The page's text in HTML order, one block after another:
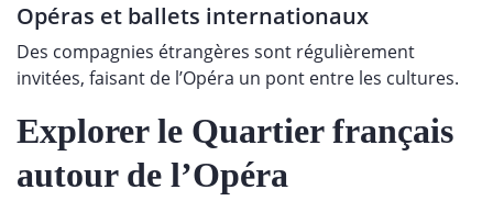
Opéras et ballets internationaux
Des compagnies étrangères sont régulièrement
invitées, faisant de l’Opéra un pont entre les cultures.
Explorer le Quartier français
autour de l’Opéra